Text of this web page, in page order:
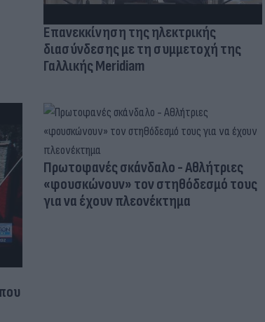
Επανεκκίνηση της ηλεκτρικής
διασύνδεσης με τη συμμετοχή της
Γαλλικής Meridiam
Πρωτοφανές σκάνδαλο - Aθλήτριες
«φουσκώνουν» τον στηθόδεσμό τους
για να έχουν πλεονέκτημα